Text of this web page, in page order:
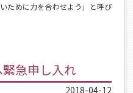
ために力を合わせよう」と呼び
急申し入れ
2018-04-12